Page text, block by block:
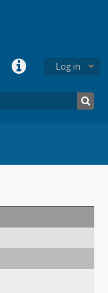
Log in